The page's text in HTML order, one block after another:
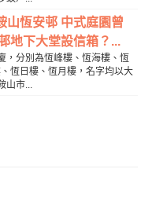
山恆安邨 中式庭園曾
地下大堂設信箱？...
，分別為恆峰樓、恆海樓、恆
恆日樓、恆月樓，名字均以大
山市...